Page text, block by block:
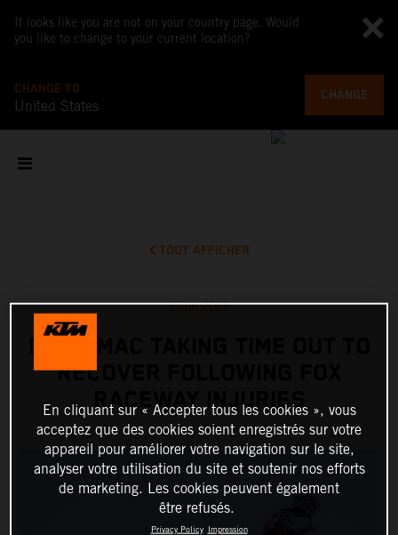
It looks like you are not on your country page. Would
you like to change to your current location?
CHANGE TO
United States
CHANGE
TOUT AFFICHER
3 juin 2026
RECOVER FOLLOWING FOX
RACEWAY INJURIES
En cliquant sur « Accepter tous les cookies », vous
acceptez que des cookies soient enregistrés sur votre
appareil pour améliorer votre navigation sur le site,
analyser votre utilisation du site et soutenir nos efforts
de marketing. Les cookies peuvent également
être refusés.
Privacy Policy Impression